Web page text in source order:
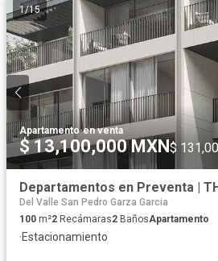
1/15
Apartamento·en venta
$ 13,100,000 MXN$
Del Valle San Pedro Garza Garcia
100 m²2 Recámaras2 BañosApartamento
·Estacionamiento